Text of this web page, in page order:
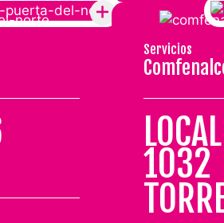
Servicios
1032